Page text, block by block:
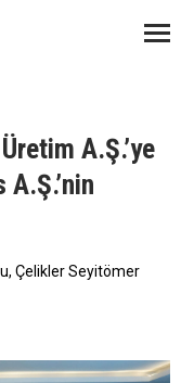
A.Ş.’ye
Çelikler Seyitömer